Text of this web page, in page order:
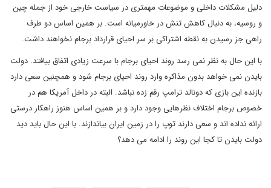
دلیل مشکلات داخلی و موضوعات مهمتری در سیاست خارجی خود از جمله چین
و روسیه، به دنبال کاهش تنش در خاورمیانه است. بر همین اساس دو طرف
راهی جز رسیدن به نقطه اشتراکی بر سر احیای قرارداد برجام نخواهند داشت.
با این حال به نظر نمی رسد روند احیای برجام با سرعت زیادی اتفاق بیافتد. دولت
بایدن نمی خواهد بدون مذاکره وارد روند احیای برجام شود و همچنین سعی دارد
بازنده این بازی که دونالد ترامپ رقم زده نباشد. البته در داخل آمریکا هم در
خصوص برجام اختلاف نظرهایی وجود دارد و بر همین اساس هنوز راهکار درستی
ارائه نداده اند و سعی دارند توپ را در زمین ایران بیاندازند. با این حال باید دید
دولت بایدن تا کجا این روند را ادامه می دهد؟